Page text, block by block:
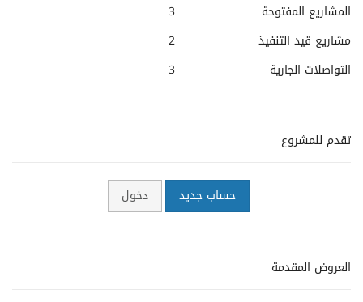
المشاريع المفتوحة
3
مشاريع قيد التنفيذ
2
التواصلات الجارية
3
تقدم للمشروع
حساب جديد دخول
العروض المقدمة